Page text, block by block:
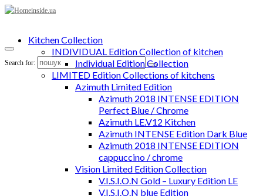
Search for:
Kitchen Collection
INDIVIDUAL Edition Collection of kitchen
Individual Edition Collection
LIMITED Edition Collections of kitchens
Azimuth Limited Edition
Azimuth 2018 INTENSE EDITION
Perfect Blue / Chrome
Azimuth LE.V12 Kitchen
Azimuth INTENSE Edition Dark Blue
Azimuth 2018 INTENSE EDITION
cappuccino / chrome
Vision Limited Edition Collection
V.I.S.I.O.N Gold – Luxury Edition LE
V.I.S.I.O.N blue Edition